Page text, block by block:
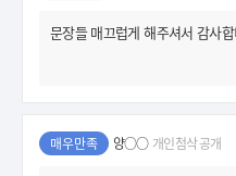
문장들 매끄럽게 해주셔서 감사
매우만족 양○○ 개인첨삭 공개